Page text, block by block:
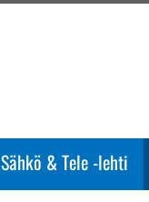
Sähkö & Tele -lehti